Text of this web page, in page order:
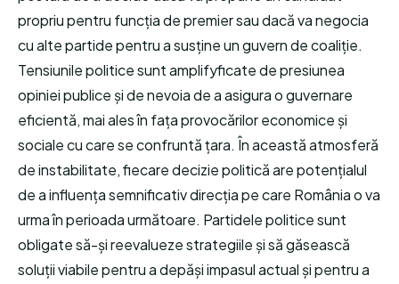
propriu pentru funcția de premier sau dacă va negocia
cu alte partide pentru a susține un guvern de coaliție.
Tensiunile politice sunt amplifyficate de presiunea
opiniei publice și de nevoia de a asigura o guvernare
eficientă, mai ales în fața provocărilor economice și
sociale cu care se confruntă țara. În această atmosferă
de instabilitate, fiecare decizie politică are potențialul
de a influența semnificativ direcția pe care România o va
urma în perioada următoare. Partidele politice sunt
obligate să-și reevalueze strategiile și să găsească
soluții viabile pentru a depăși impasul actual și pentru a